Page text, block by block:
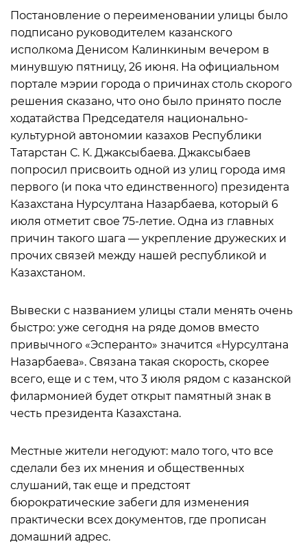
Постановление о переименовании улицы было
подписано руководителем казанского
исполкома Денисом Калинкиным вечером в
минувшую пятницу, 26 июня. На официальном
портале мэрии города о причинах столь скорого
решения сказано, что оно было принято после
ходатайства Председателя национально-
культурной автономии казахов Республики
Татарстан С. К. Джаксыбаева. Джаксыбаев
попросил присвоить одной из улиц города имя
первого (и пока что единственного) президента
Казахстана Нурсултана Назарбаева, который 6
июля отметит свое 75-летие. Одна из главных
причин такого шага — укрепление дружеских и
прочих связей между нашей республикой и
Казахстаном.
Вывески с названием улицы стали менять очень
быстро: уже сегодня на ряде домов вместо
привычного «Эсперанто» значится «Нурсултана
Назарбаева». Связана такая скорость, скорее
всего, еще и с тем, что 3 июля рядом с казанской
филармонией будет открыт памятный знак в
честь президента Казахстана.
Местные жители негодуют: мало того, что все
сделали без их мнения и общественных
слушаний, так еще и предстоят
бюрократические забеги для изменения
практически всех документов, где прописан
домашний адрес.